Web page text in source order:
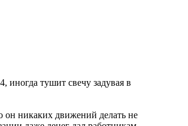
иногда тушит свечу задувая в
он никаких движений делать не